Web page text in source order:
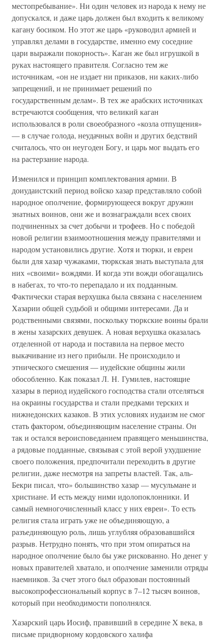
местопребывание». Ни один человек из народа к нему не
допускался, и даже царь должен был входить к великому
кагану босиком. Но этот же царь «руководил армией и
управлял делами в государстве, именно ему соседние
цари выражали покорность». Каган же был игрушкой в
руках настоящего правителя. Согласно тем же
источникам, «он не издает ни приказов, ни каких-либо
запрещений, и не принимает решений по
государственным делам». В тех же арабских источниках
встречаются сообщения, что великий каган
использовался в роли своеобразного «козла отпущения»
— в случае голода, неудачных войн и других бедствий
считалось, что он неугоден Богу, и царь мог выдать его
на растерзание народа.
Изменился и принцип комплектования армии. В
доиудаистский период войско хазар представляло собой
народное ополчение, формирующееся вокруг дружин
знатных воинов, они же и вознаграждали всех своих
подчиненных за счет добычи и трофеев. Но с победой
новой религии взаимоотношения между правителями и
народом установились другие. Хотя и тюрки, и евреи
были для хазар чужаками, тюркская знать выступала для
них «своими» вождями. И когда эти вожди обогащались
в набегах, то что-то перепадало и их подданным.
Фактически старая верхушка была связана с населением
Хазарии общей судьбой и общими интересами. Да и
родственными связями, поскольку тюркские воины брали
в жены хазарских девушек. А новая верхушка оказалась
отделенной от народа и поставила на первое место
выкачивание из него прибыли. Не происходило и
этнического смешения — иудейские общины жили
обособленно. Как показал Л. Н. Гумилев, настоящие
хазары в период иудейского господства стали отселяться
на окраины государства и стали предками терских и
нижнедонских казаков. В этих условиях иудаизм не смог
стать фактором, объединяющим население страны. Он
так и остался вероисповеданием правящего меньшинства,
а рядовые подданные, связывая с этой верой ухудшение
своего положения, предпочитали переходить в другие
религии, даже несмотря на запреты властей. Так, аль-
Бекри писал, что» большинство хазар — мусульмане и
христиане. И есть между ними идолопоклонники. И
самый немногочисленный класс у них евреи». То есть
религия стала играть уже не объединяющую, а
разъединяющую роль, лишь углубляя образовавшийся
разрыв. Нетрудно понять, что при этом опираться на
народное ополчение было бы уже рискованно. Но денег у
новых правителей хватало, и ополчение заменили отряды
наемников. За счет этого был образован постоянный
высокопрофессиональный корпус в 7–12 тысяч воинов,
который при необходимости пополнялся.
Хазарский царь Иосиф, правивший в середине X века, в
письме придворному кордовского халифа